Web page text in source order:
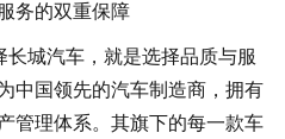
务的双重保障
城汽车，就是选择品质与服
中国领先的汽车制造商，拥有
管理体系。其旗下的每一款车